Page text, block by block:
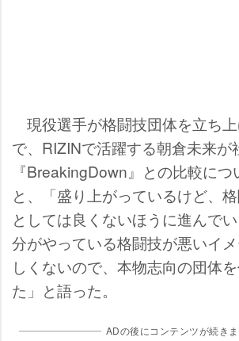
現役選手が格闘技団体を立ち
で、RIZINで活躍する朝倉未来が
『BreakingDown』との比較につ
と、「盛り上がっているけど、
としては良くないほうに進んで
分がやっている格闘技が悪いイ
しくないので、本物志向の団体
た」と語った。
ADの後にコンテンツが続き